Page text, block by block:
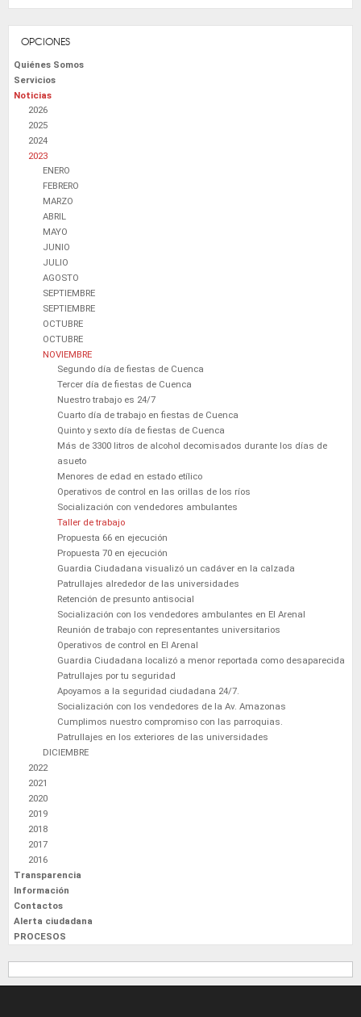
OPCIONES
Quiénes Somos
Servicios
Noticias
2026
2025
2024
2023
ENERO
FEBRERO
MARZO
ABRIL
MAYO
JUNIO
JULIO
AGOSTO
SEPTIEMBRE
SEPTIEMBRE
OCTUBRE
OCTUBRE
NOVIEMBRE
Segundo día de fiestas de Cuenca
Tercer día de fiestas de Cuenca
Nuestro trabajo es 24/7
Cuarto día de trabajo en fiestas de Cuenca
Quinto y sexto día de fiestas de Cuenca
Más de 3300 litros de alcohol decomisados durante los días de
asueto
Menores de edad en estado etílico
Operativos de control en las orillas de los ríos
Socialización con vendedores ambulantes
Taller de trabajo
Propuesta 66 en ejecución
Propuesta 70 en ejecución
Guardia Ciudadana visualizó un cadáver en la calzada
Patrullajes alrededor de las universidades
Retención de presunto antisocial
Socialización con los vendedores ambulantes en El Arenal
Reunión de trabajo con representantes universitarios
Operativos de control en El Arenal
Guardia Ciudadana localizó a menor reportada como desaparecida
Patrullajes por tu seguridad
Apoyamos a la seguridad ciudadana 24/7.
Socialización con los vendedores de la Av. Amazonas
Cumplimos nuestro compromiso con las parroquias.
Patrullajes en los exteriores de las universidades
DICIEMBRE
2022
2021
2020
2019
2018
2017
2016
Transparencia
Información
Contactos
Alerta ciudadana
PROCESOS